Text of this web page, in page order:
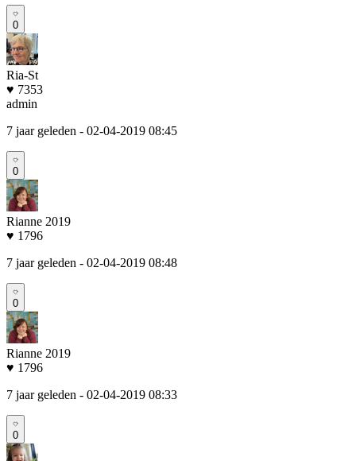
0
Ria-St
♥ 7353
admin
7 jaar geleden - 02-04-2019 08:45
0
Rianne 2019
♥ 1796
7 jaar geleden - 02-04-2019 08:48
0
Rianne 2019
♥ 1796
7 jaar geleden - 02-04-2019 08:33
0